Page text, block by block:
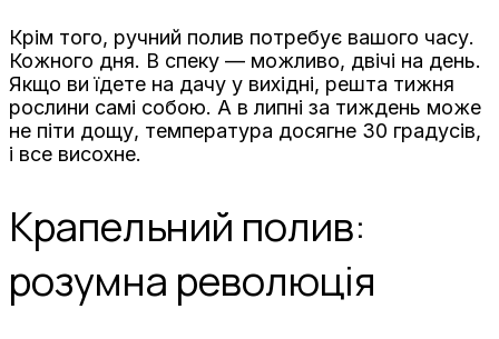
Крім того, ручний полив потребує вашого часу.
Кожного дня. В спеку — можливо, двічі на день.
Якщо ви їдете на дачу у вихідні, решта тижня
рослини самі собою. А в липні за тиждень може
не піти дощу, температура досягне 30 градусів,
і все висохне.
Крапельний полив:
розумна революція